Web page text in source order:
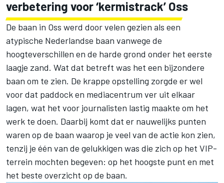
verbetering voor ‘kermistrack’ Oss
De baan in Oss werd door velen gezien als een
atypische Nederlandse baan vanwege de
hoogteverschillen en de harde grond onder het eerste
laagje zand. Wat dat betreft was het een bijzondere
baan om te zien. De krappe opstelling zorgde er wel
voor dat paddock en mediacentrum ver uit elkaar
lagen, wat het voor journalisten lastig maakte om het
werk te doen. Daarbij komt dat er nauwelijks punten
waren op de baan waarop je veel van de actie kon zien,
tenzij je één van de gelukkigen was die zich op het VIP-
terrein mochten begeven: op het hoogste punt en met
het beste overzicht op de baan.